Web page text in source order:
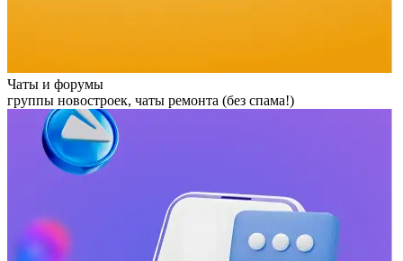
Чаты и форумы
группы новостроек, чаты ремонта (без спама!)